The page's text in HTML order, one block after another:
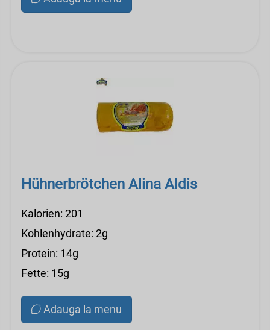
Hühnerbrötchen Alina Aldis
Kalorien: 201
Kohlenhydrate: 2g
Protein: 14g
Fette: 15g
Adauga la menu